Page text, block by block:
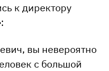
к директору
вы невероятно
с большой